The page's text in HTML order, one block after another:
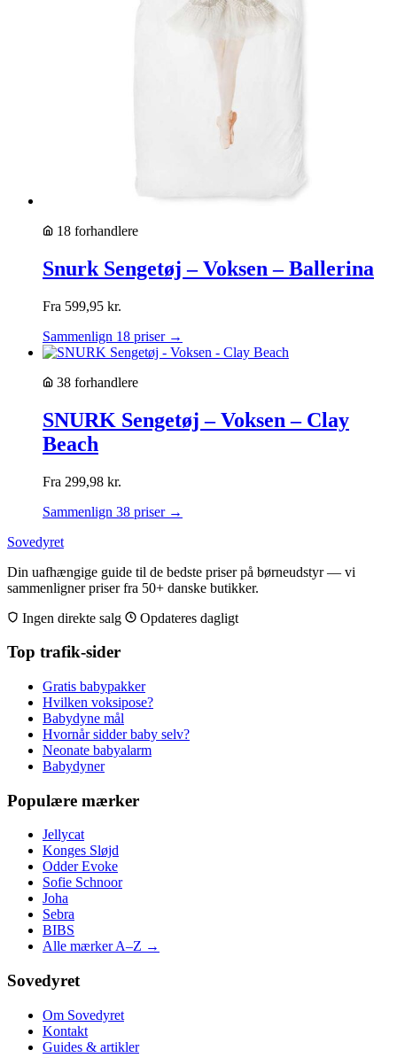
18 forhandlere
Snurk Sengetøj – Voksen – Ballerina
Fra 599,95 kr.
Sammenlign 18 priser →
38 forhandlere
SNURK Sengetøj – Voksen – Clay
Beach
Fra 299,98 kr.
Sammenlign 38 priser →
Sovedyret
Din uafhængige guide til de bedste priser på børneudstyr — vi
sammenligner priser fra 50+ danske butikker.
Ingen direkte salg
Opdateres dagligt
Top trafik-sider
Gratis babypakker
Hvilken voksipose?
Babydyne mål
Hvornår sidder baby selv?
Neonate babyalarm
Babydyner
Populære mærker
Jellycat
Konges Sløjd
Odder Evoke
Sofie Schnoor
Joha
Sebra
BIBS
Alle mærker A–Z →
Sovedyret
Om Sovedyret
Kontakt
Guides & artikler